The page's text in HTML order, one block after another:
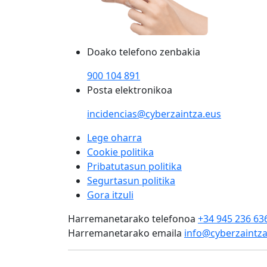
Doako telefono zenbakia
900 104 891
Posta elektronikoa
incidencias@cyberzaintza.eus
Lege oharra
Cookie politika
Pribatutasun politika
Segurtasun politika
Gora itzuli
Harremanetarako telefonoa +34 945 236
Harremanetarako emaila